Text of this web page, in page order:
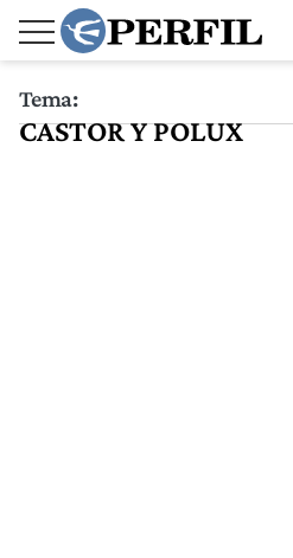
Tema:
CASTOR Y POLUX